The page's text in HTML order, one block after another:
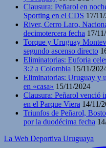
Clausura: Peñarol en
Sporting en el CDS 17/
River, Cerro Laro,
decimotercera fecha 17/
Torque y Uruguay
segundo ascenso directo
Eliminatorias: Euforia
3:2 a Colombia 15/11/
Eliminatorias: Uruguay y
en «casa» 15/11/2024
Clausura: Peñarol venció
en el Parque Viera 14/11/
Triunfos de Peñarol,
por la duodécima fecha
La Web Deportiva Uruguaya